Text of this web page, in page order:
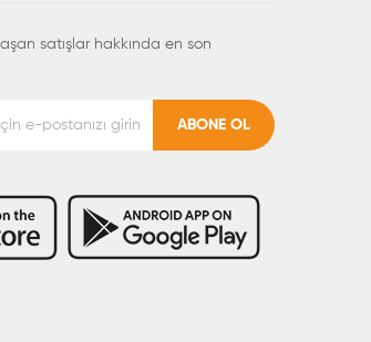
satışlar hakkında en son
ABONE OL